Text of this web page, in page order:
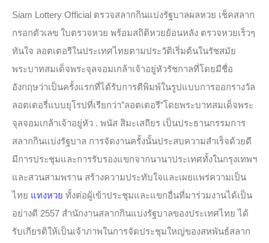
Siam Lottery Official ตรวจสลากกินแบ่งรัฐบาลผลหวย เช็คสลาก
กรอกตัวเลข ใบตรวจหวย พร้อมสถิติหวยย้อนหลัง ตรวจหวยเร็วๆ
ทันใจ ลอตเตอรีในประเทศไทยตามประวัติเริ่มต้นในรัชสมัย
พระบาทสมเด็จพระจุลจอมเกล้าเจ้าอยู่หัวรัชกาลที่โดยมีชื่อ
อังกฤษว่าเป็นครั้งแรกที่ได้รับการตีพิมพ์ในรูปแบบการออกรางวัล
ลอตเตอรี่แบบยุโรปที่เรียกว่า”ลอตเตอรี”โดยพระบาทสมเด็จพระ
จุลจอมเกล้าเจ้าอยู่หัว . พนัส สิมะเสถียร เป็นประธานกรรมการ
สลากกินแบ่งรัฐบาล การจัดงานครั้งนั้นประสบความสำเร็จด้วยดี
มีการประชุมและการรับรองแขกจากนานาประเทศทั้งในกรุงเทพฯ
และสวนสามพราน สร้างความประทับใจและเผยแพร่ความเป็น
ไทย แทงหวย ทั้งต่อผู้เข้าประชุมและแขกอื่นที่มาร่วมงานได้เป็น
อย่างดี 2557 สำนักงานสลากกินแบ่งรัฐบาลของประเทศไทย ได้
รับเกียรติให้เป็นเจ้าภาพในการจัดประชุมใหญ่ของสหพันธ์สลาก